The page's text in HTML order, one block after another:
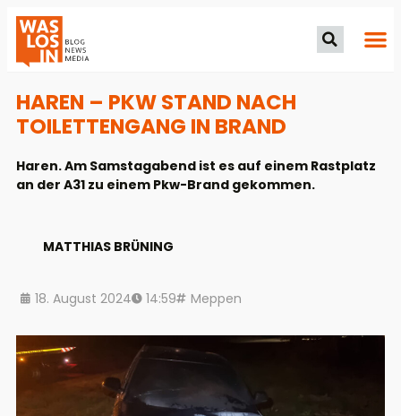
HAREN – PKW STAND NACH
TOILETTENGANG IN BRAND
Haren. Am Samstagabend ist es auf einem Rastplatz
an der A31 zu einem Pkw-Brand gekommen.
MATTHIAS BRÜNING
18. August 2024 14:59 Meppen